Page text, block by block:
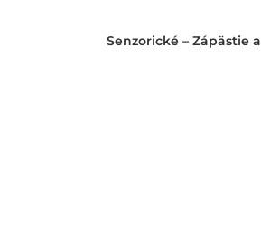
Senzorické – Zápästie